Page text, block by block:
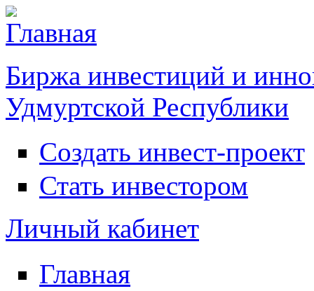
Биржа инвестиций и
Удмуртской Республики
Инвестирование
Создать инвест-проект
Стать инвестором
Личный кабинет
Главное меню
Главная